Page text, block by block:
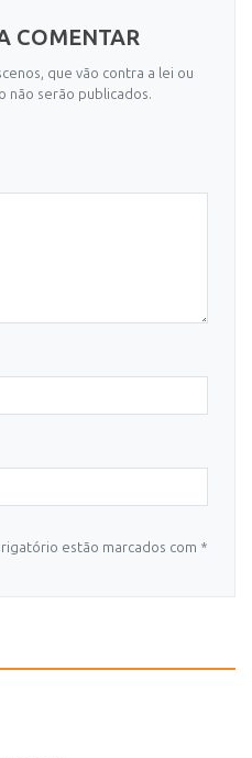
COMENTAR
que vão contra a lei ou
não serão publicados.
estão marcados com *